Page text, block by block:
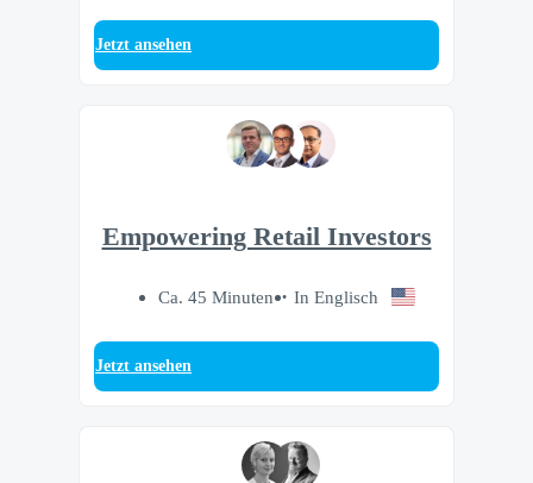
Jetzt ansehen
Empowering Retail Investors
Ca. 45 Minuten In Englisch
Jetzt ansehen